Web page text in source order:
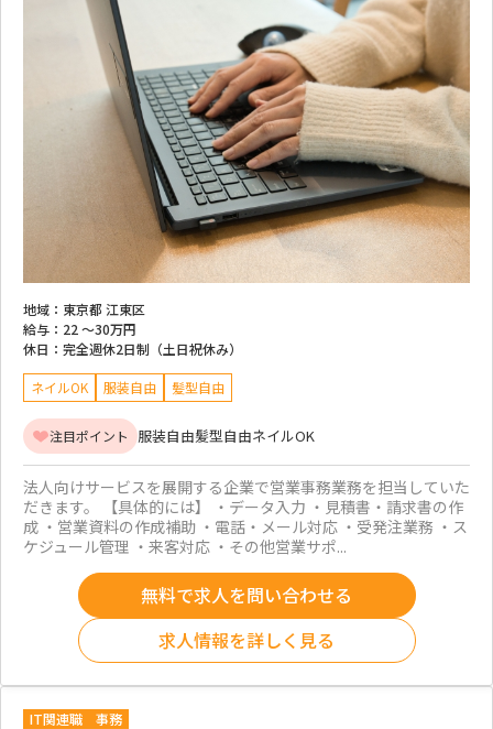
地域： 東京都 江東区
給与： 22 ～30万円
休日： 完全週休2日制（土日祝休み）
ネイルOK 服装自由 髪型自由
注目ポイント 服装自由髪型自由ネイルOK
法人向けサービスを展開する企業で営業事務業務を担当していた
だきます。 【具体的には】 ・データ入力 ・見積書・請求書の作
成 ・営業資料の作成補助 ・電話・メール対応 ・受発注業務 ・ス
ケジュール管理 ・来客対応 ・その他営業サポ...
無料で求人を問い合わせる
求人情報を詳しく見る
IT関連職 事務